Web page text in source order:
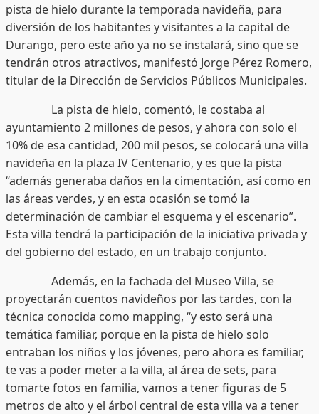
pista de hielo durante la temporada navideña, para
diversión de los habitantes y visitantes a la capital de
Durango, pero este año ya no se instalará, sino que se
tendrán otros atractivos, manifestó Jorge Pérez Romero,
titular de la Dirección de Servicios Públicos Municipales.
La pista de hielo, comentó, le costaba al
ayuntamiento 2 millones de pesos, y ahora con solo el
10% de esa cantidad, 200 mil pesos, se colocará una villa
navideña en la plaza IV Centenario, y es que la pista
“además generaba daños en la cimentación, así como en
las áreas verdes, y en esta ocasión se tomó la
determinación de cambiar el esquema y el escenario”.
Esta villa tendrá la participación de la iniciativa privada y
del gobierno del estado, en un trabajo conjunto.
Además, en la fachada del Museo Villa, se
proyectarán cuentos navideños por las tardes, con la
técnica conocida como mapping, “y esto será una
temática familiar, porque en la pista de hielo solo
entraban los niños y los jóvenes, pero ahora es familiar,
te vas a poder meter a la villa, al área de sets, para
tomarte fotos en familia, vamos a tener figuras de 5
metros de alto y el árbol central de esta villa va a tener